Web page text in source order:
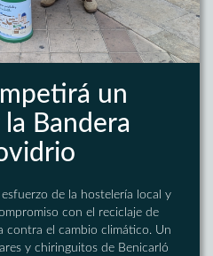
un
Bandera
de la hostelería local y
con el reciclaje de
contra el cambio climático. Un
y chiringuitos de Benicarló